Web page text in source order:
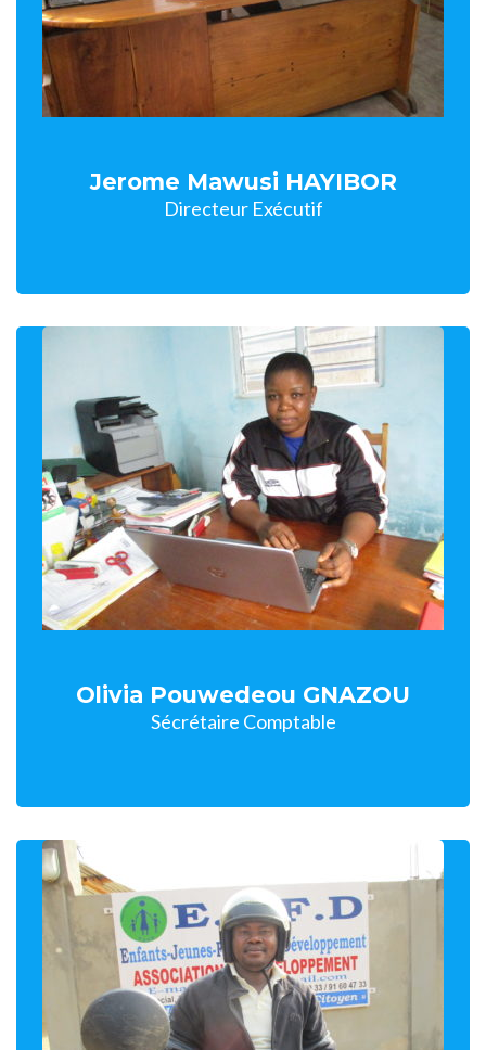
Jerome Mawusi HAYIBOR
Directeur Exécutif
Olivia Pouwedeou GNAZOU
Sécrétaire Comptable